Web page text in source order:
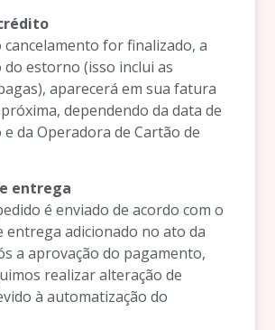
cancelamento for finalizado, a
do estorno (isso inclui as
aparecerá em sua fatura
dependendo da data de
da Operadora de Cartão de
entrega
é enviado de acordo com o
entrega adicionado no ato da
a aprovação do pagamento,
realizar alteração de
à automatização do